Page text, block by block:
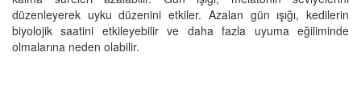
düzenleyerek uyku düzenini etkiler. Azalan gün ışığı, kedilerin
biyolojik saatini etkileyebilir ve daha fazla uyuma eğiliminde
olmalarına neden olabilir.